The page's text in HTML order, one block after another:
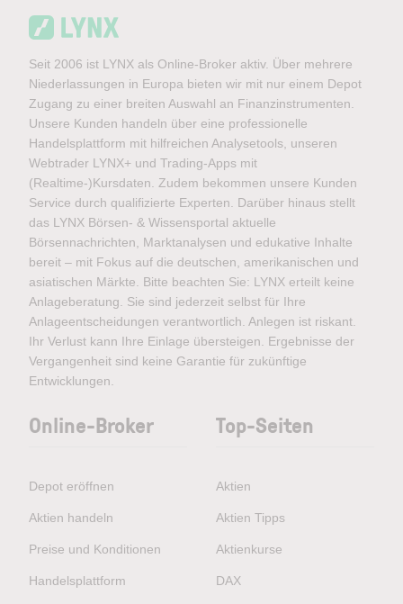
Seit 2006 ist LYNX als Online-Broker aktiv. Über mehrere
Niederlassungen in Europa bieten wir mit nur einem Depot
Zugang zu einer breiten Auswahl an Finanzinstrumenten.
Unsere Kunden handeln über eine professionelle
Handelsplattform mit hilfreichen Analysetools, unseren
Webtrader LYNX+ und Trading-Apps mit
(Realtime-)Kursdaten. Zudem bekommen unsere Kunden
Service durch qualifizierte Experten. Darüber hinaus stellt
das LYNX Börsen- & Wissensportal aktuelle
Börsennachrichten, Marktanalysen und edukative Inhalte
bereit – mit Fokus auf die deutschen, amerikanischen und
asiatischen Märkte. Bitte beachten Sie: LYNX erteilt keine
Anlageberatung. Sie sind jederzeit selbst für Ihre
Anlageentscheidungen verantwortlich. Anlegen ist riskant.
Ihr Verlust kann Ihre Einlage übersteigen. Ergebnisse der
Vergangenheit sind keine Garantie für zukünftige
Entwicklungen.
Online-Broker
Depot eröffnen
Aktien handeln
Preise und Konditionen
Handelsplattform
Top-Seiten
Aktien
Aktien Tipps
Aktienkurse
DAX